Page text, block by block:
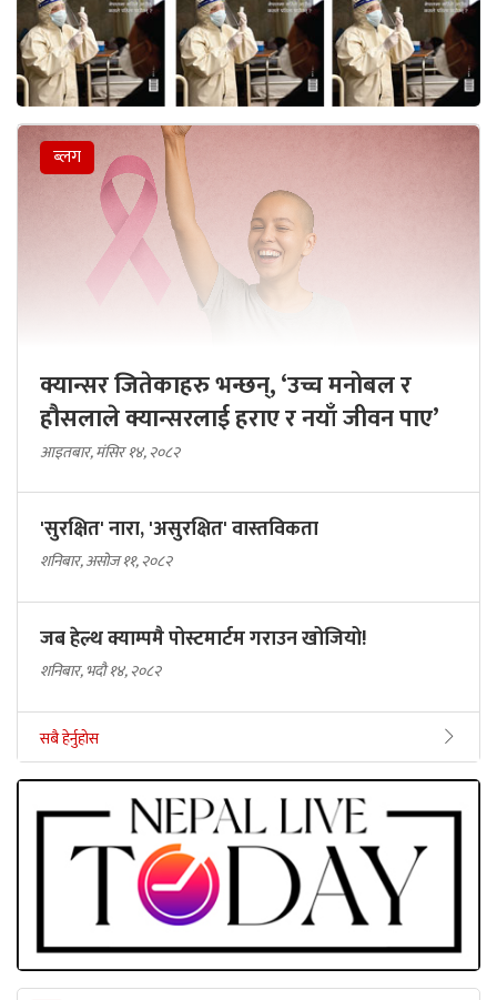
ब्लग
क्यान्सर जितेकाहरु भन्छन्, ‘उच्च मनोबल र
हौसलाले क्यान्सरलाई हराए र नयाँ जीवन पाए’
आइतबार, मंसिर १४, २०८२
'सुरक्षित' नारा, 'असुरक्षित' वास्तविकता
शनिबार, असोज ११, २०८२
जब हेल्थ क्याम्पमै पोस्टमार्टम गराउन खोजियो!
शनिबार, भदौ १४, २०८२
सबै हेर्नुहोस